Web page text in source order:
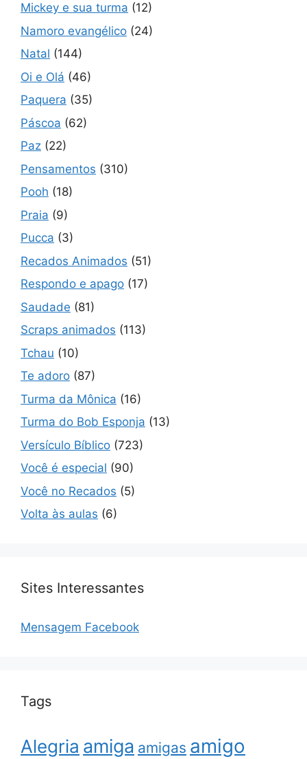
Mickey e sua turma (12)
Namoro evangélico (24)
Natal (144)
Oi e Olá (46)
Paquera (35)
Páscoa (62)
Paz (22)
Pensamentos (310)
Pooh (18)
Praia (9)
Pucca (3)
Recados Animados (51)
Respondo e apago (17)
Saudade (81)
Scraps animados (113)
Tchau (10)
Te adoro (87)
Turma da Mônica (16)
Turma do Bob Esponja (13)
Versículo Bíblico (723)
Você é especial (90)
Você no Recados (5)
Volta às aulas (6)
Sites Interessantes
Mensagem Facebook
Tags
Alegria amiga amigas amigo